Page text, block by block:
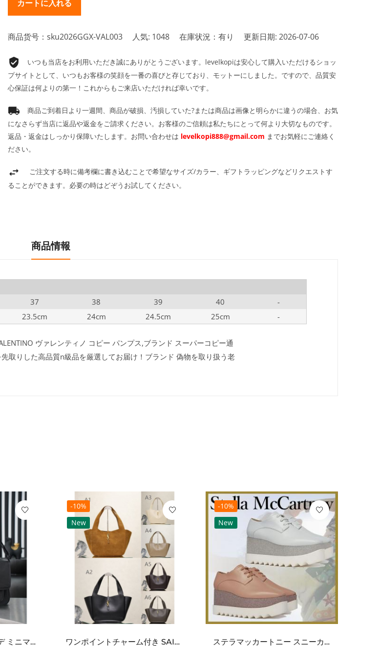
商品货号：sku2026GGX-VAL003 人気: 1048 在庫状況：有り 更新日期: 2026-07-06
いつも当店をお利用いただき誠にありがとうございます。levelkopiは安心して購入いただけるショッ
プサイトとして、いつもお客様の笑顔を一番の喜びと存じており、モットーにしました。ですので、品質安
心保証は何よりの第一！これからもご来店いただければ幸いです。
商品ご到着日より一週間、商品が破損、汚損していた?または商品は画像と明らかに違うの場合、お気
になさらず当店に返品や返金をご請求ください。お客様のご信頼は私たちにとって何より大切なものです。
返品・返金はしっかり保障いたします。お問い合わせは levelkopi888@gmail.com までお気軽にご連絡く
ださい。
ご注文する時に備考欄に書き込むことで希望なサイズ/カラー、ギフトラッピングなどリクエストす
ることができます。必要の時はどぞうお試してください。
商品情報
37 38 39 40
-
23.5cm 24cm 24.5cm 25cm -
ヴァレンティノ コピー パンプス,ブランド スーパーコピー通
取りした高品質n級品を厳選してお届け！ブランド 偽物を取り扱う老
2026SS YSL クロスボデ ミニマルフラップショルダー SAINT LAURENT サンロ...
-10%
New
ワンポイントチャーム付き SAINT LAURENT サンローラン コピー バッグ シンプルラグ...
-10%
New
ステラマッカートニー スニーカー 偽物エリスグリッタープラットフォーム810038KP02717...